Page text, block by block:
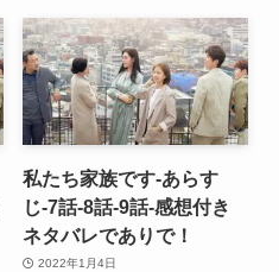
私たち家族です-あらす
じ-7話-8話-9話-感想付き
ネタバレでありで！
2022年1月4日